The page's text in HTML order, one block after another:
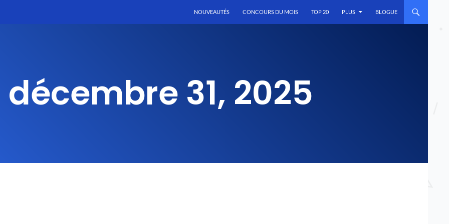
NOUVEAUTÉS CONCOURS DU MOIS TOP 20 PLUS BLOGUE
31, 2025